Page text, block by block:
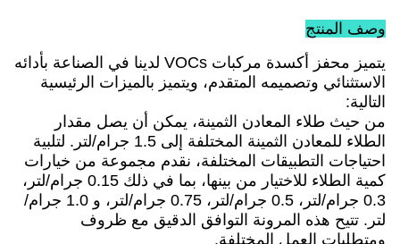
وصف المنتج
يتميز محفز أكسدة مركبات VOCs لدينا في الصناعة بأدائه
الاستثنائي وتصميمه المتقدم، ويتميز بالميزات الرئيسية
التالية:​
من حيث طلاء المعادن الثمينة، يمكن أن يصل مقدار
الطلاء للمعادن الثمينة المختلفة إلى 1.5 جرام/لتر. لتلبية
احتياجات التطبيقات المختلفة، نقدم مجموعة من خيارات
كمية الطلاء للاختيار من بينها، بما في ذلك 0.15 جرام/لتر،
0.3 جرام/لتر، 0.5 جرام/لتر، 0.75 جرام/لتر، و 1.0 جرام/
لتر. تتيح هذه المرونة التوافق الدقيق مع ظروف
ومتطلبات العمل المختلفة.​